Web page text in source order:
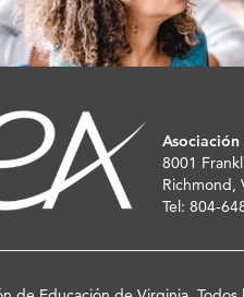
8001
Richmond,
Tel: 804-